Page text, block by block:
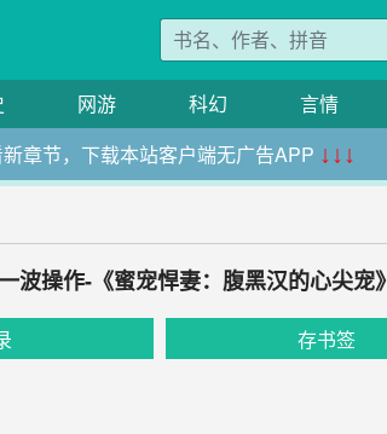
网游 科幻 言情
章节，下载本站客户端无广告APP ↓↓↓
波操作-《蜜宠悍妻：腹黑汉的心尖宠》
存书签